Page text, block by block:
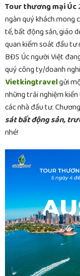
Tour thương mại Úc
ngàn quý khách mong
tế, bất động sản, giáo
quan kiểm soát đầu
BĐS Úc người Việt
quý công ty/doanh
Vietkingtravelgửi
những trải nghiệm
các nhà đầu tư.
sát bất động sản,
nhé!